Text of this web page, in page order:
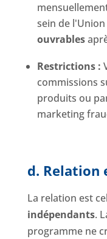
sein de
ouvrables
Restrictions :
commissions
produits ou
marketing
d. Relation
La relation est
indépendants.
programme ne